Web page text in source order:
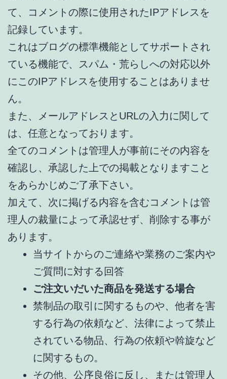
て、コメントの際に使用されたIPアドレスを
記録しています。
これはブログの標準機能としてサポートされ
ている機能で、スパム・荒らしへの対応以外
にこのIPアドレスを使用することはありませ
ん。
また、メールアドレスとURLの入力に関して
は、任意となっております。
全てのコメントは管理人が事前にその内容を
確認し、承認した上での掲載となりますこと
をあらかじめご了承下さい。
加えて、次に掲げる内容を含むコメントは管
理人の裁量によって承認せず、削除する事が
あります。
当サイトからのご連絡や業務のご案内や
ご質問に対する回答
ご注文いだいた商品を発送する場合
禁制品の取引に関するものや、他者を害
する行為の依頼など、法律によって禁止
されている物品、行為の依頼や斡旋など
に関するもの。
その他、公序良俗に反し、または管理人